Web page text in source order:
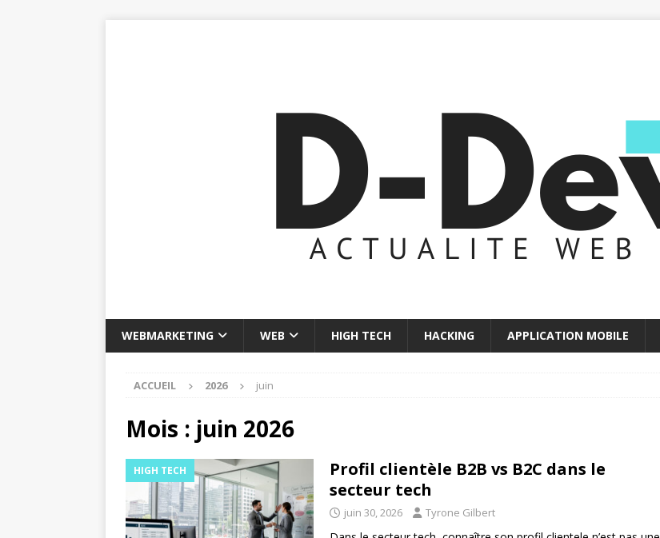
WEBMARKETING WEB HIGH TECH HACKING APPLICATION MOBILE
ACCUEIL 2026 juin
Mois : juin 2026
HIGH TECH
Profil clientèle B2B vs B2C dans le
secteur tech
juin 30, 2026 Tyrone Gilbert